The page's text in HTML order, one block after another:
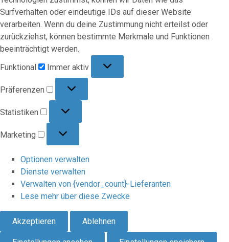
Surfverhalten oder eindeutige IDs auf dieser Website
verarbeiten. Wenn du deine Zustimmung nicht erteilst oder
zurückziehst, können bestimmte Merkmale und Funktionen
beeinträchtigt werden.
Funktional
Immer aktiv
Präferenzen
Statistiken
Marketing
Optionen verwalten
Dienste verwalten
Verwalten von {vendor_count}-Lieferanten
Lese mehr über diese Zwecke
Akzeptieren Ablehnen